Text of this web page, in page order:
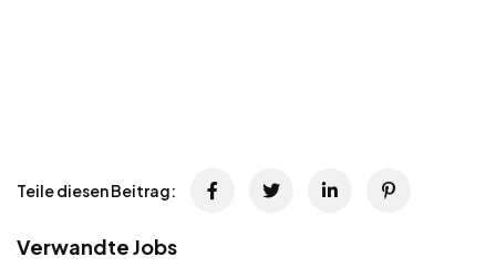
Teile diesen Beitrag:
Verwandte Jobs